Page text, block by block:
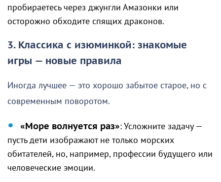
пробираетесь через джунгли Амазонки или
осторожно обходите спящих драконов.
3. Классика с изюминкой: знакомые
игры — новые правила
Иногда лучшее — это хорошо забытое старое, но с
современным поворотом.
«Море волнуется раз»: Усложните задачу —
пусть дети изображают не только морских
обитателей, но, например, профессии будущего или
человеческие эмоции.